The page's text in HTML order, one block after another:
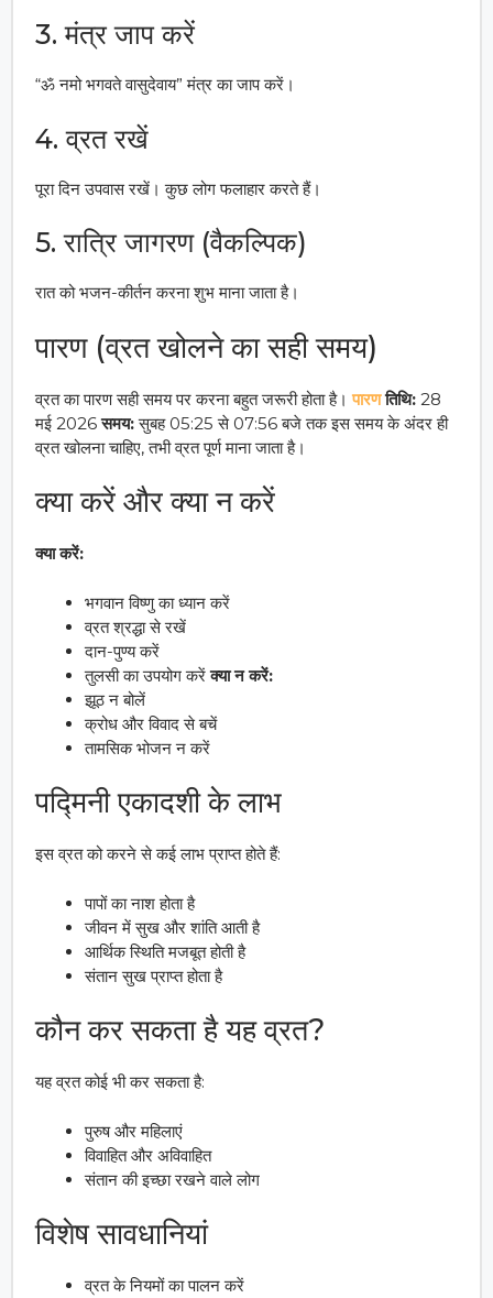
3. मंत्र जाप करें
“ॐ नमो भगवते वासुदेवाय” मंत्र का जाप करें।
4. व्रत रखें
पूरा दिन उपवास रखें। कुछ लोग फलाहार करते हैं।
5. रात्रि जागरण (वैकल्पिक)
रात को भजन-कीर्तन करना शुभ माना जाता है।
पारण (व्रत खोलने का सही समय)
व्रत का पारण सही समय पर करना बहुत जरूरी होता है।पारणतिथि: 28
मई 2026समय:सुबह 05:25 से 07:56 बजे तक इस समय के अंदर ही
व्रत खोलना चाहिए, तभी व्रत पूर्ण माना जाता है।
क्या करें और क्या न करें
क्या करें:
भगवान विष्णु का ध्यान करें
व्रत श्रद्धा से रखें
दान-पुण्य करें
तुलसी का उपयोग करेंक्या न करें:
झूठ न बोलें
क्रोध और विवाद से बचें
तामसिक भोजन न करें
पद्मिनी एकादशी के लाभ
इस व्रत को करने से कई लाभ प्राप्त होते हैं:
पापों का नाश होता है
जीवन में सुख और शांति आती है
आर्थिक स्थिति मजबूत होती है
संतान सुख प्राप्त होता है
कौन कर सकता है यह व्रत?
यह व्रत कोई भी कर सकता है:
पुरुष और महिलाएं
विवाहित और अविवाहित
संतान की इच्छा रखने वाले लोग
विशेष सावधानियां
व्रत के नियमों का पालन करें